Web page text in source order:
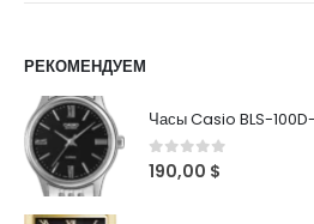
РЕКОМЕНДУЕМ
Часы Casio BLS-
0out of 5
190,00 $